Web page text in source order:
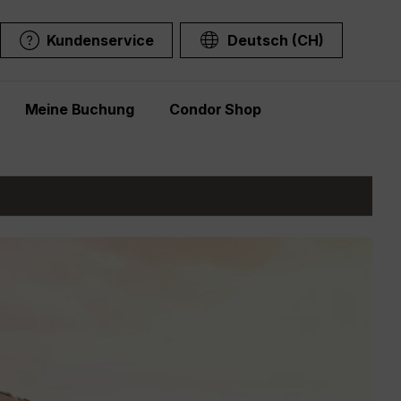
Kundenservice Deutsch (CH)
Meine Buchung Condor Shop